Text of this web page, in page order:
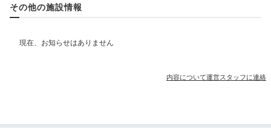
部屋情報
アメニティ
その他の施設情報
内容について運営スタッフに連絡